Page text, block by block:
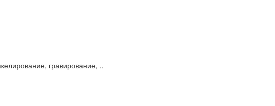
гравирование, ..